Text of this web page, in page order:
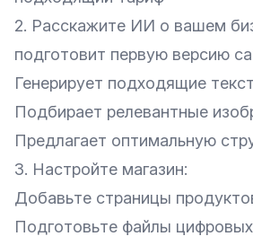
2. Расскажите ИИ о вашем
подготовит первую версию
Генерирует подходящие
Подбирает релевантные
Предлагает оптимальную
3. Настройте магазин:
Добавьте страницы
Подготовьте файлы